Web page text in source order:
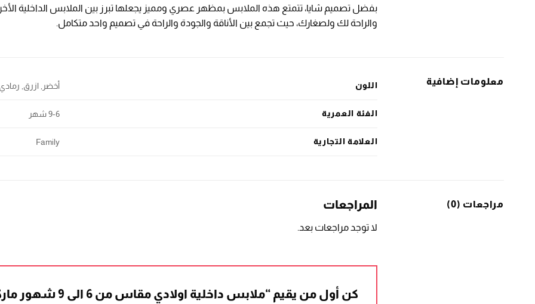
بفضل تصميم شايا، تتمتع هذه الملابس بمظهر عصري ومميز يجعلها تبرز بين الملابس الداخلية
والراحة لك ولصغارك، حيث تجمع بين الأناقة والجودة والراحة في تصميم واحد متكامل.
معلومات إضافية اللون أخضر, ازرق, رمادي
الفئة العمرية 9-6 شهر
العلامة التجارية Family
مراجعات (0) المراجعات
لا توجد مراجعات بعد.
كن أول من يقيم “ملابس داخلية اولادي مقاس من 6 الى 9 شهور ماركة فاميلي”